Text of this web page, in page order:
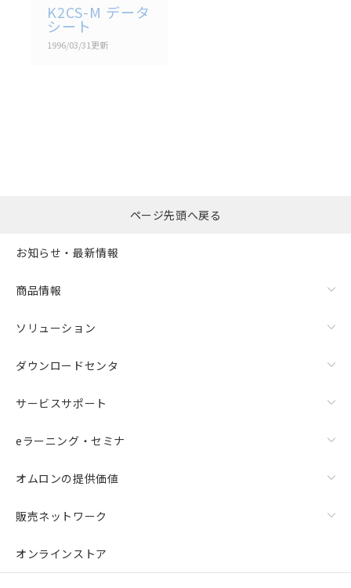
K2CS-M データ
シート
1996/03/31更新
括ダウンロード
ページ先頭へ戻る
お知らせ・最新情報
商品情報
ソリューション
ダウンロードセンタ
サービスサポート
eラーニング・セミナ
オムロンの提供価値
販売ネットワーク
オンラインストア